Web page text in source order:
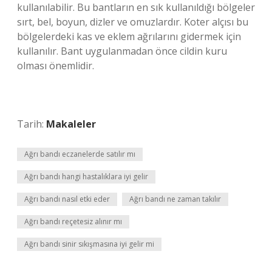
kullanılabilir. Bu bantların en sık kullanıldığı bölgeler
sırt, bel, boyun, dizler ve omuzlardır. Koter alçısı bu
bölgelerdeki kas ve eklem ağrılarını gidermek için
kullanılır. Bant uygulanmadan önce cildin kuru
olması önemlidir.
Tarih: Makaleler
Ağrı bandı eczanelerde satılır mı
Ağrı bandı hangi hastalıklara iyi gelir
Ağrı bandı nasıl etki eder Ağrı bandı ne zaman takılır
Ağrı bandı reçetesiz alınır mı
Ağrı bandı sinir sıkışmasına iyi gelir mi